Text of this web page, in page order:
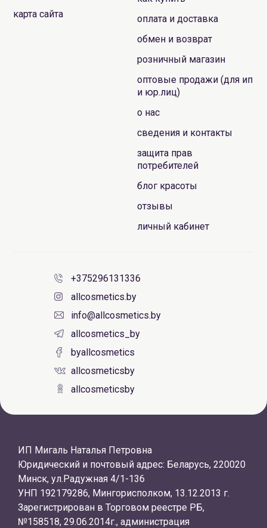
карта сайта
оплата и доставка
обмен и возврат
розничный магазин
оптовые продажи (для ип
и юр.лиц)
о нас
сведения и контакты
защита прав
потребителей
блог красоты
отзывы
личный кабинет
+375296131336
allcosmetics.by
info@allcosmetics.by
allcosmetics_by
byallcosmetics
allcosmeticsby
allcosmeticsby
ИП Мигаль Наталья Петровна
Юридический и почтовый адрес: Беларусь, 220020
Минск, ул.Радужная 4/1-136
УНП 192179286, Мингорисполком, 13.12.2013 г.
Зарегистрирован в Торговом реестре РБ,
№158518, 29.06.2014г., администрация